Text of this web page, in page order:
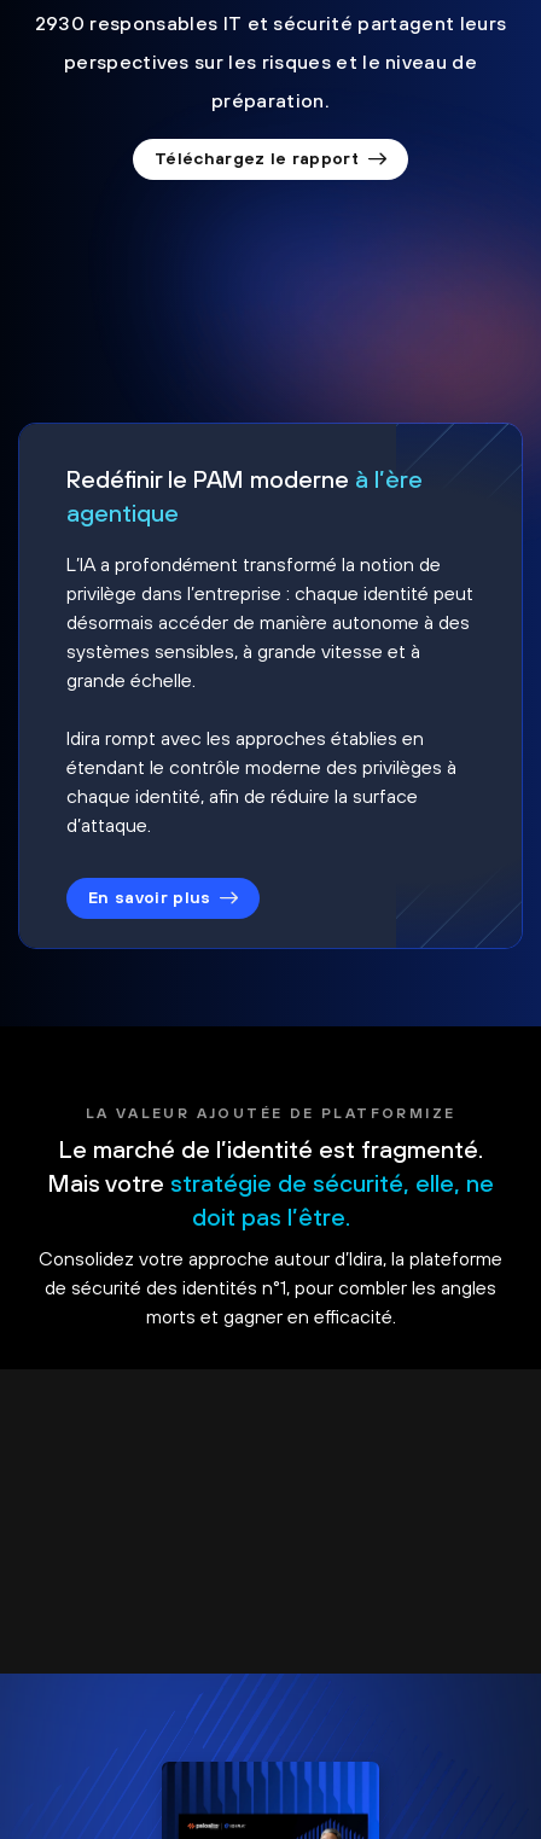
2930 responsables IT et sécurité partagent leurs
perspectives sur les risques et le niveau de
préparation.
Téléchargez le rapport
Redéfinir le PAM moderne à l’ère
agentique
L’IA a profondément transformé la notion de
privilège dans l’entreprise : chaque identité peut
désormais accéder de manière autonome à des
systèmes sensibles, à grande vitesse et à
grande échelle.
Idira rompt avec les approches établies en
étendant le contrôle moderne des privilèges à
chaque identité, afin de réduire la surface
d’attaque.
En savoir plus
LA VALEUR AJOUTÉE DE PLATFORMIZE
Le marché de l’identité est fragmenté.
Mais votre stratégie de sécurité, elle, ne
doit pas l’être.
Consolidez votre approche autour d’Idira, la plateforme
de sécurité des identités n°1, pour combler les angles
morts et gagner en efficacité.